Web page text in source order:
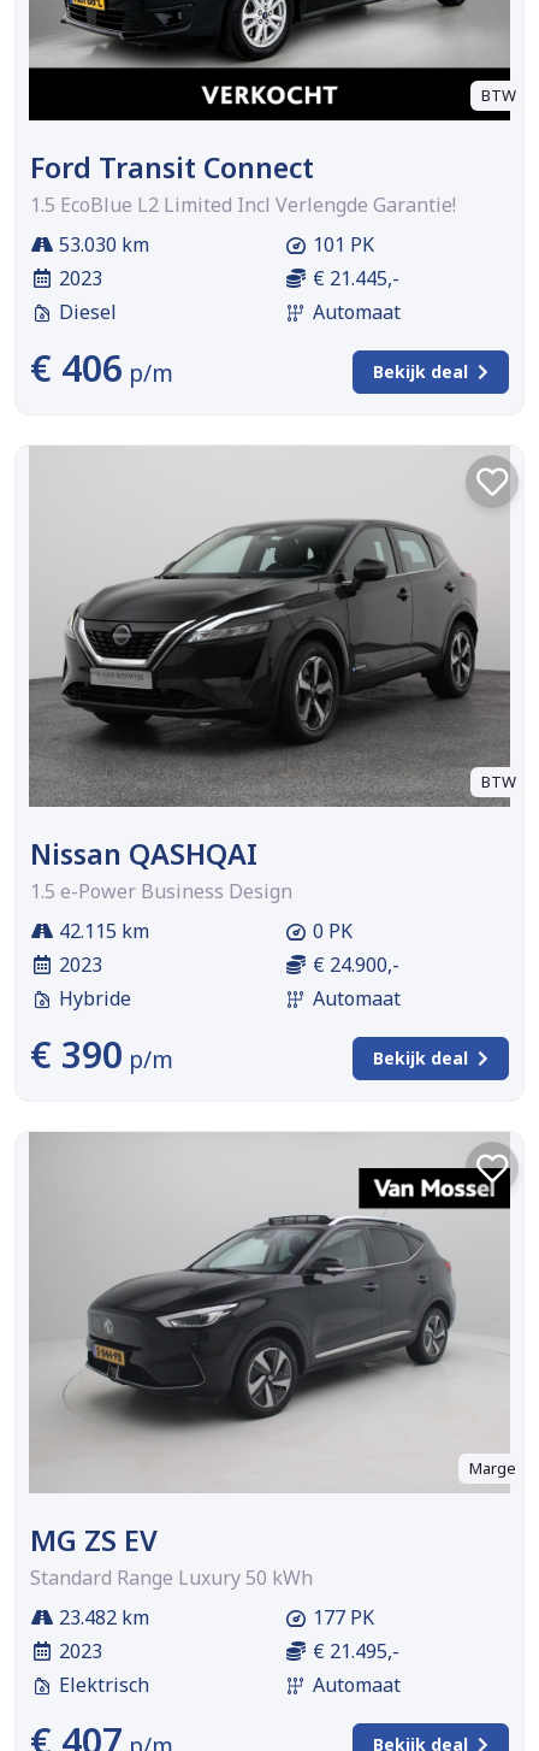
BTW
Ford Transit Connect
1.5 EcoBlue L2 Limited Incl Verlengde Garantie!
53.030 km
2023
Diesel
101 PK
€ 21.445,-
Automaat
€ 406 p/m Bekijk deal
BTW
Nissan QASHQAI
1.5 e-Power Business Design
42.115 km
2023
Hybride
0 PK
€ 24.900,-
Automaat
€ 390 p/m Bekijk deal
Marge
MG ZS EV
Standard Range Luxury 50 kWh
23.482 km
2023
Elektrisch
177 PK
€ 21.495,-
Automaat
€ 407 Bekijk deal